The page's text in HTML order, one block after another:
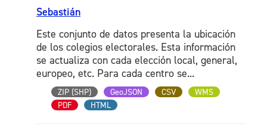
Sebastián
Este conjunto de datos presenta la ubicación
de los colegios electorales. Esta información
se actualiza con cada elección local, general,
europeo, etc. Para cada centro se...
ZIP (SHP) GeoJSON CSV
WMS
PDF
HTML